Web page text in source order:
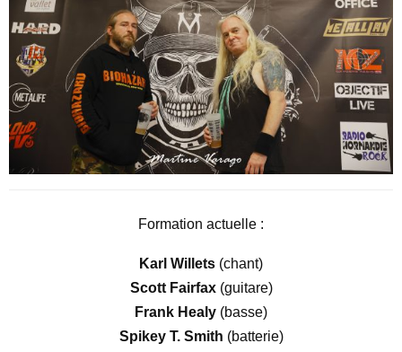
Formation actuelle :
Karl Willets (chant)
Scott Fairfax(guitare)
Frank Healy (basse)
Spikey T. Smith (batterie)